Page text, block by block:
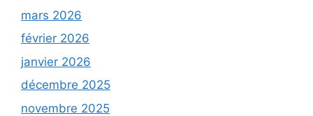
mars 2026
février 2026
janvier 2026
décembre 2025
novembre 2025